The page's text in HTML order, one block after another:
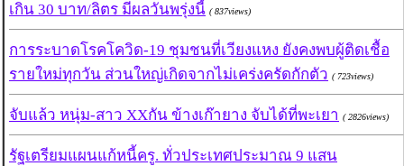
เกิน 30 บาท/ลิตร มีผลวันพรุ่งนี้ ( 837views)
การระบาดโรคโควิด-19 ชุมชนที่เวียงแหง ยังคงพบผู้ติดเชื้อ
รายใหม่ทุกวัน ส่วนใหญ่เกิดจากไม่เคร่งครัดกักตัว ( 723views)
จับแล้ว หนุ่ม-สาว XXกัน ข้างเก๊ายาง จับได้ที่พะเยา ( 2826views)
รัฐเตรียมแผนแก้หนี้ครู. ทั่วประเทศประมาณ 9 แสน